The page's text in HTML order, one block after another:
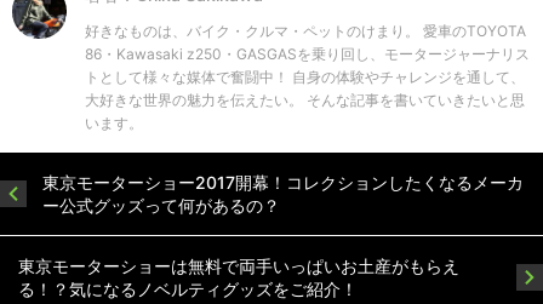
好きなものは、バイク・クルマ・ペットのけまり。 愛車のTOYOTA
86・Kawasaki z250・GASGASを乗り回し、モータージャーナリス
トとして様々な媒体で奮闘中！ 自身の体験やチャレンジを通して、
大好きな世界の魅力を伝えたい。 そんな記事を書いていきたいと思
います。
東京モーターショー2017開幕！コレクションしたくなるメーカ
ー公式グッズって何があるの？
東京モーターショーは無料で両手いっぱいお土産がもらえ
る！？気になるノベルティグッズをご紹介！